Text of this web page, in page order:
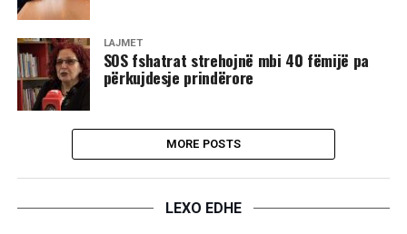
LAJMET
SOS fshatrat strehojnë mbi 40 fëmijë pa
përkujdesje prindërore
MORE POSTS
LEXO EDHE